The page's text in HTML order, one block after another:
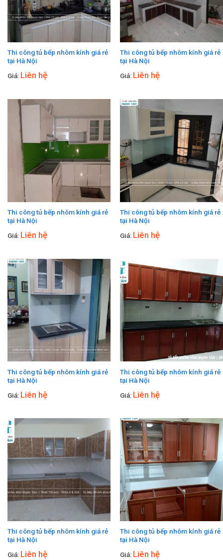
Thi công tủ bếp nhôm kính giá rẻ
tại Hà Nội
Giá: Liên hệ
Thi công tủ bếp nhôm kính giá rẻ
tại Hà Nội
Giá: Liên hệ
Thi công tủ bếp nhôm kính giá rẻ
tại Hà Nội
Giá: Liên hệ
Thi công tủ bếp nhôm kính giá rẻ
tại Hà Nội
Giá: Liên hệ
Thi công tủ bếp nhôm kính giá rẻ
tại Hà Nội
Giá: Liên hệ
Thi công tủ bếp nhôm kính giá rẻ
tại Hà Nội
Giá: Liên hệ
Thi công tủ bếp nhôm kính giá rẻ
tại Hà Nội
Giá: Liên hệ
Thi công tủ bếp nhôm kính giá rẻ
tại Hà Nội
Giá: Liên hệ